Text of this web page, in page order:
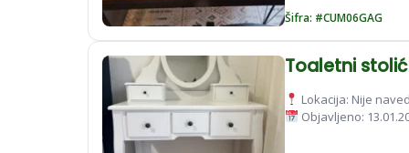
Šifra: #CUM06GAG
Toaletni
Lokacija: Nije
Objavljeno: